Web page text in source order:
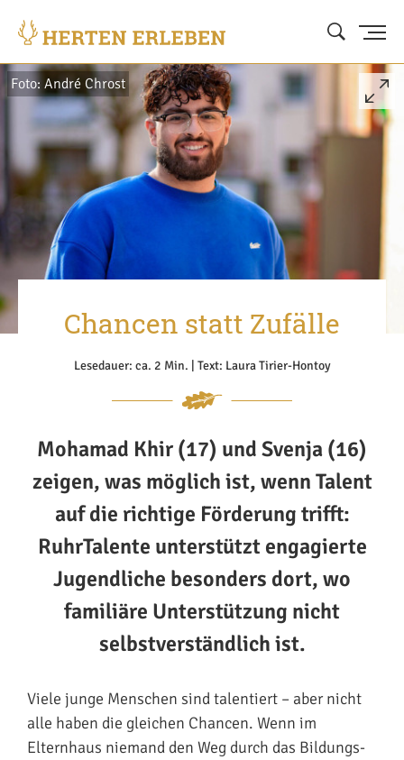
Foto: André Chrost
Chancen statt Zufälle
Lesedauer: ca. 2 Min. | Text: Laura Tirier-Hontoy
Mohamad Khir (17) und Svenja (16)
zeigen, was möglich ist, wenn Talent
auf die richtige Förderung trifft:
RuhrTalente unterstützt engagierte
Jugendliche besonders dort, wo
familiäre Unterstützung nicht
selbstverständlich ist.
Viele junge Menschen sind talentiert – aber nicht
alle haben die gleichen Chancen. Wenn im
Elternhaus niemand den Weg durch das Bildungs-